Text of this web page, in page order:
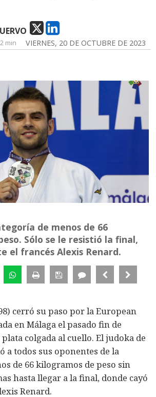
VIERNES, 20 DE OCTUBRE DE 2023
2 min
de menos de 66
Sólo se le resistió la final,
el francés Alexis Renard.
cerró su paso por la European
en Málaga el pasado fin de
colgada al cuello. El judoka de
a todos sus oponentes de la
de 66 kilogramos de peso sin
hasta llegar a la final, donde cayó
Renard.